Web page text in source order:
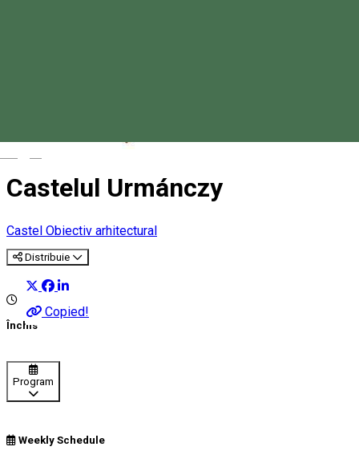
Castelul Urmánczy
Castel Obiectiv arhitectural
Distribuie
Copied!
Închis
Program
Weekly Schedule